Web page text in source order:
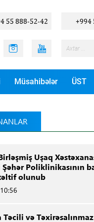
55 888-52-42 +994
Müsahibələr ÜST
Uşaq
Poliklinikasının
olunub
Təcili və